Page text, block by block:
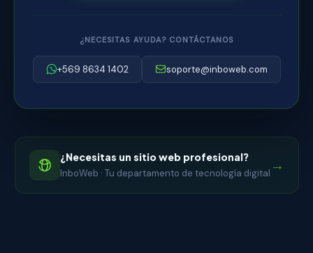
¿NECESITAS AYUDA? CONTÁCTANOS
+569 8634 1402 soporte@inboweb.com
¿Necesitas un sitio web profesional?
InboWeb · Tu departamento de tecnología digital →